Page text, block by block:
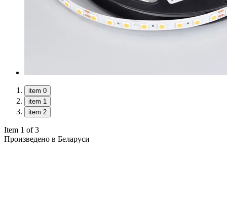
item 0
item 1
item 2
Item 1 of 3
Произведено в Беларуси